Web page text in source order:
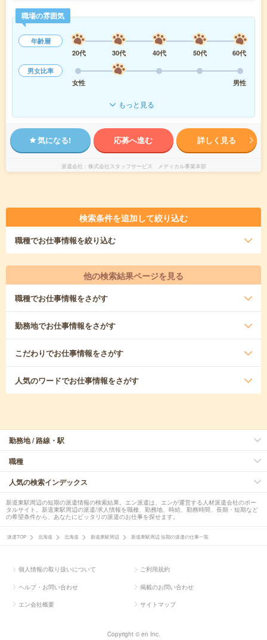
職場の雰囲気
年齢層
20代
30代 40代 50代
60代
男女比率
女性
男性
もっと見る
気になる! 応募へ進む 詳しく見る
派遣会社 株式会社スタッフサービス メディカル事業本部
検索条件を追加して絞り込む
職種でお仕事情報を絞り込む
他の検索結果ページを見る
職種でお仕事情報をさがす
勤務地でお仕事情報をさがす
こだわりでお仕事情報をさがす
人気のワードでお仕事情報をさがす
勤務地 / 路線・駅
職種
人気の検索インデックス
新道東駅周辺の短期の派遣情報の検索結果。エン派遣は、エンが運営する人材派遣会社のポー
タルサイト。新道東駅周辺の派遣/求人情報を職種、勤務地、時給、勤務時間、長期・短期など
の希望条件から、あなたにピッタリの派遣のお仕事を探せます。
派遣TOP 北海道 北海道 新道東駅周辺 新道東駅周辺 短期の派遣の仕事一覧
個人情報の取り扱いについて ご利用規約
ヘルプ・お問い合わせ 掲載のお問い合わせ
エン会社概要 サイトマップ
Copyright © en Inc.